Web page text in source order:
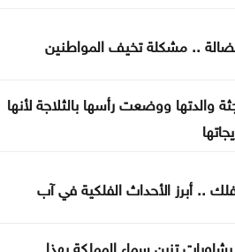
التزامًا أردنيًا راسخًا بالدفاع
هرمز مع عُمان في مراحلها
التواصل مع المرشد مجتبى
تتوصل لاتفاق بشأن تعيين رئيس
.. مشكلة تخيف المواطنين
ووضعت رأسها بالثلاجة لأنها
.. أبرز الأحداث الفلكية في آب
تزين سماء المملكة بهذا